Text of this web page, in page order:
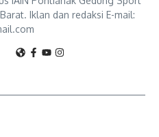
Iklan dan redaksi E-mail: